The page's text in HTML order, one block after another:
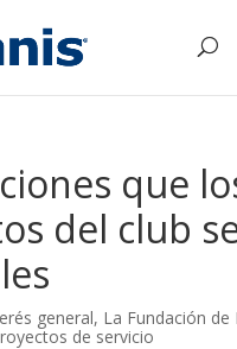
que
del club
general, La Fundación de
de servicio